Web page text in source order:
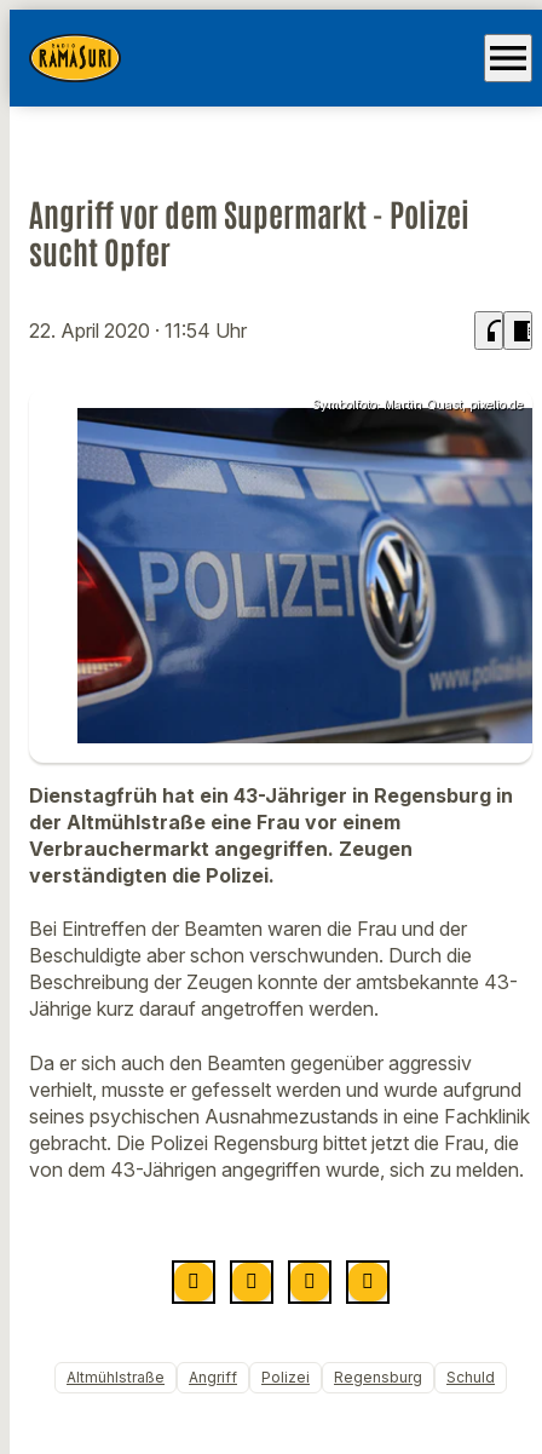
menu
Angriff vor dem Supermarkt - Polizei
sucht Opfer
22. April 2020 · 11:54 Uhr headphones chrome_reader_mode
Symbolfoto: Martin Quast, pixelio.de
Dienstagfrüh hat ein 43-Jähriger in Regensburg in
der Altmühlstraße eine Frau vor einem
Verbrauchermarkt angegriffen. Zeugen
verständigten die Polizei.
Bei Eintreffen der Beamten waren die Frau und der
Beschuldigte aber schon verschwunden. Durch die
Beschreibung der Zeugen konnte der amtsbekannte 43-
Jährige kurz darauf angetroffen werden.
Da er sich auch den Beamten gegenüber aggressiv
verhielt, musste er gefesselt werden und wurde aufgrund
seines psychischen Ausnahmezustands in eine Fachklinik
gebracht. Die Polizei Regensburg bittet jetzt die Frau, die
von dem 43-Jährigen angegriffen wurde, sich zu melden.
Altmühlstraße Angriff Polizei Regensburg Schuld